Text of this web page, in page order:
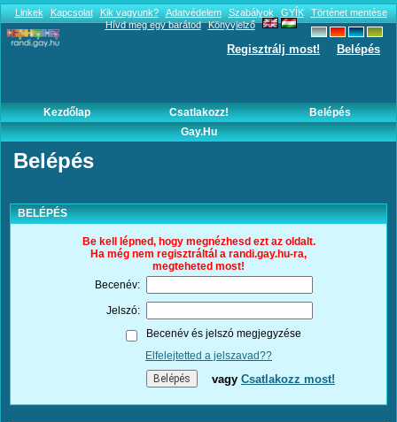
Linkek Kapcsolat Kik vagyunk? Adatvédelem Szabályok GYÍK
Történet mentése
Hívd meg egy barátod
Könyvjelző
Regisztrálj most! Belépés
Kezdőlap Csatlakozz!
Belépés
Gay.hu
Belépés
BELÉPÉS
Be kell lépned, hogy megnézhesd ezt az oldalt.
Ha még nem regisztráltál a randi.gay.hu-ra,
megteheted most!
Becenév:
Jelszó:
Becenév és jelszó megjegyzése
Elfelejtetted a jelszavad??
vagy Csatlakozz most!